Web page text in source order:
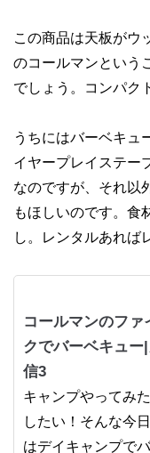
この商品は天板がウ
のコールマンという
でしょう。コンパク
うちにはバーベキュ
イヤープレイステー
なのですが、それ以
もほしいのです。食
し。レンタルあれば
コールマンのファ
クでバーベキュー
信3
キャンプやってみ
したい！そんな今
はデイキャンプで